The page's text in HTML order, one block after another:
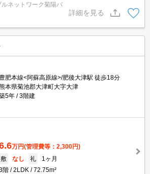
ネットワーク菊陽バ
詳細を見る
豊肥本線<阿蘇高原線>/肥後大津駅 徒歩18分
本県菊池郡大津町大字大津
5年
3階建
万円(管理費等：2,300円)
敷
なし 礼
1ヶ月
階
2LDK 72.75m²